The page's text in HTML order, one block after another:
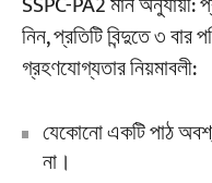
নিন, প্রতিটি বিন্দুতে ৩
গ্রহণযোগ্যতার নিয়মাবলী:
যেকোনো একটি পাঠ
না।